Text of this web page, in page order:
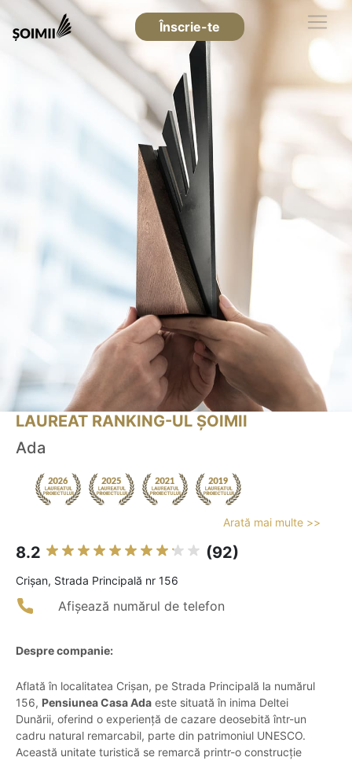
Înscrie-te
LAUREAT RANKING-UL ȘOIMII
Ada
Arată mai multe >>
8.2 (92)
Crişan, Strada Principală nr 156
Afișează numărul de telefon
Despre companie:
Aflată în localitatea Crișan, pe Strada Principală la numărul
156, Pensiunea Casa Ada este situată în inima Deltei
Dunării, oferind o experiență de cazare deosebită într-un
cadru natural remarcabil, parte din patrimoniul UNESCO.
Această unitate turistică se remarcă printr-o construcție